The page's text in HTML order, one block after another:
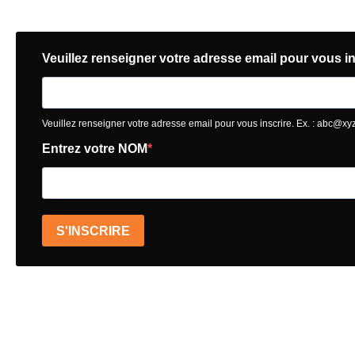
Veuillez renseigner votre adresse email pour vous
Veuillez renseigner votre adresse email pour vous inscrire. Ex. :
Entrez votre NOM
S'INSCRIRE